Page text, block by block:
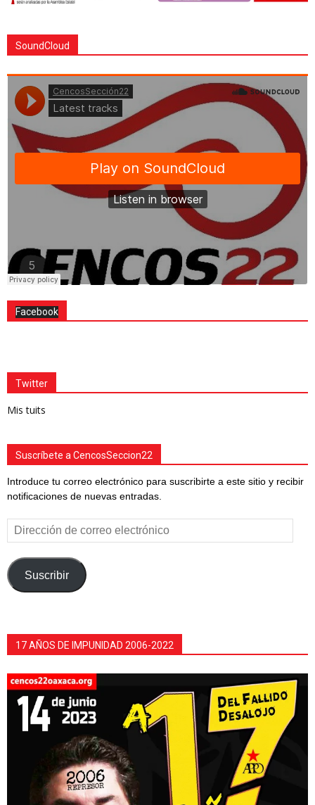
SoundCloud
Facebook
Twitter
Mis tuits
Suscríbete a CencosSeccion22
Introduce tu correo electrónico para suscribirte a este sitio y recibir
notificaciones de nuevas entradas.
Dirección
de
correo
electrónico
Suscribir
17 AÑOS DE IMPUNIDAD 2006-2022